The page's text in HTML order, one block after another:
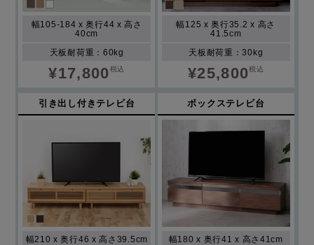
幅105-184 x 奥行44 x 高さ
40cm
天板耐荷重：60kg
¥17,800税込
幅125 x 奥行35.2 x 高さ
41.5cm
天板耐荷重：30kg
¥25,800税込
引き出し付きテレビ台
幅210 x 奥行46 x 高さ39.5cm
ボックステレビ台
幅180 x 奥行41 x 高さ41cm